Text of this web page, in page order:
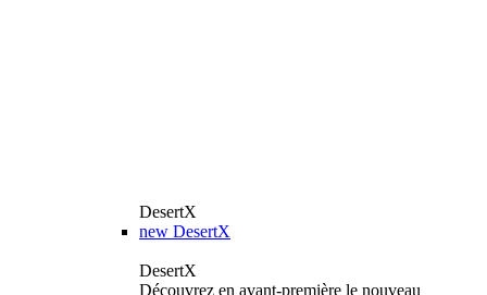
DesertX
new DesertX
DesertX
Découvrez en avant-première le nouveau